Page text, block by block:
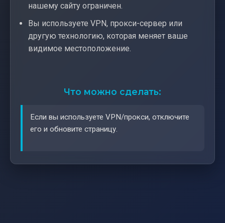
нашему сайту ограничен.
Вы используете VPN, прокси-сервер или
другую технологию, которая меняет ваше
видимое местоположение.
Что можно сделать:
Если вы используете VPN/прокси, отключите
его и обновите страницу.